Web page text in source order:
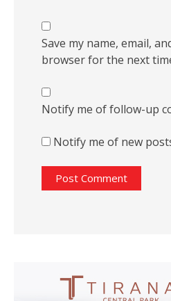
Save my name, email,
browser for the next
Notify me of follow-up
Notify me of new